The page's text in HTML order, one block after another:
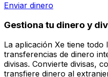
Enviar dinero
Gestiona tu dinero y
La aplicación Xe tiene todo
transferencias de dinero
divisas. Convierte divisas,
transfiere dinero al